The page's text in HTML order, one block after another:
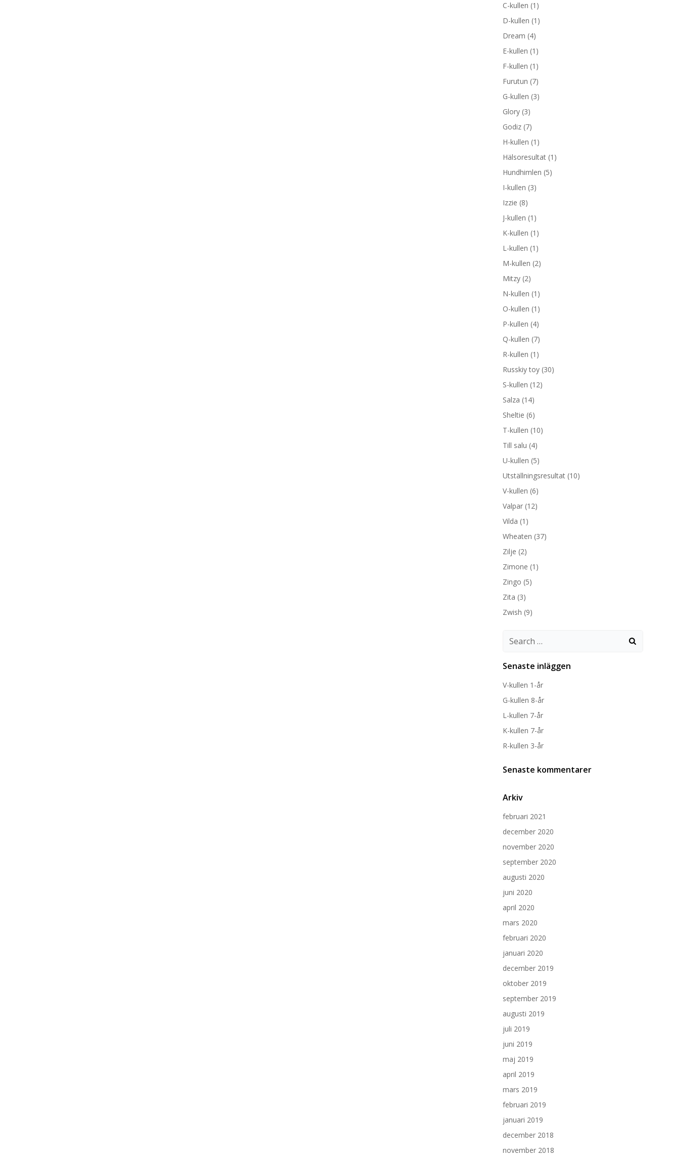
C-kullen (1)
D-kullen (1)
Dream (4)
E-kullen (1)
F-kullen (1)
Furutun (7)
G-kullen (3)
Glory (3)
Godiz (7)
H-kullen (1)
Hälsoresultat (1)
Hundhimlen (5)
I-kullen (3)
Izzie (8)
J-kullen (1)
K-kullen (1)
L-kullen (1)
M-kullen (2)
Mitzy (2)
N-kullen (1)
O-kullen (1)
P-kullen (4)
Q-kullen (7)
R-kullen (1)
Russkiy toy (30)
S-kullen (12)
Salza (14)
Sheltie (6)
T-kullen (10)
Till salu (4)
U-kullen (5)
Utställningsresultat (10)
V-kullen (6)
Valpar (12)
Vilda (1)
Wheaten (37)
Zilje (2)
Zimone (1)
Zingo (5)
Zita (3)
Zwish (9)
Search
Senaste inläggen
V-kullen 1-år
G-kullen 8-år
L-kullen 7-år
K-kullen 7-år
R-kullen 3-år
Senaste kommentarer
Arkiv
februari 2021
december 2020
november 2020
september 2020
augusti 2020
juni 2020
april 2020
mars 2020
februari 2020
januari 2020
december 2019
oktober 2019
september 2019
augusti 2019
juli 2019
juni 2019
maj 2019
april 2019
mars 2019
februari 2019
januari 2019
december 2018
november 2018